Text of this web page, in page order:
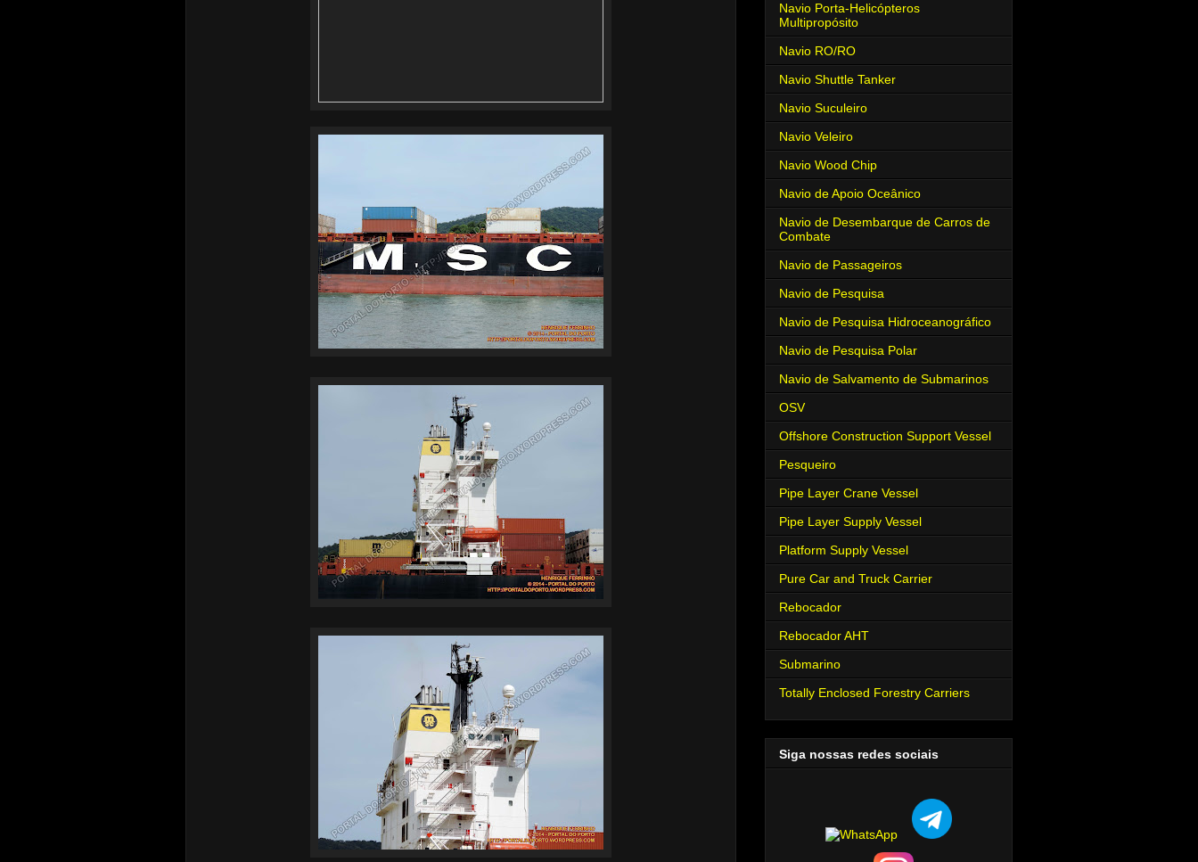
Navio Porta-Helicópteros
Multipropósito
Navio RO/RO
Navio Shuttle Tanker
Navio Suculeiro
Navio Veleiro
Navio Wood Chip
Navio de Apoio Oceânico
Navio de Desembarque de Carros de
Combate
Navio de Passageiros
Navio de Pesquisa
Navio de Pesquisa Hidroceanográfico
Navio de Pesquisa Polar
Navio de Salvamento de Submarinos
OSV
Offshore Construction Support Vessel
Pesqueiro
Pipe Layer Crane Vessel
Pipe Layer Supply Vessel
Platform Supply Vessel
Pure Car and Truck Carrier
Rebocador
Rebocador AHT
Submarino
Totally Enclosed Forestry Carriers
Siga nossas redes sociais